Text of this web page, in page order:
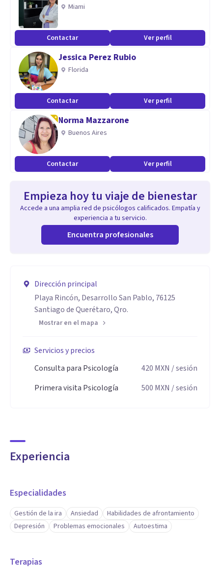
Miami
Contactar Ver perfil
Jessica Perez Rubio
Florida
Contactar Ver perfil
Norma Mazzarone
Buenos Aires
Contactar Ver perfil
Empieza hoy tu viaje de bienestar
Accede a una amplia red de psicólogos calificados. Empatía y
experiencia a tu servicio.
Encuentra profesionales
Dirección principal
Playa Rincón, Desarrollo San Pablo, 76125
Santiago de Querétaro, Qro.
Mostrar en el mapa
Servicios y precios
Consulta para Psicología
420 MXN / sesión
Primera visita Psicología
500 MXN / sesión
Experiencia
Especialidades
Gestión de la ira Ansiedad
Habilidades de afrontamiento
Depresión
Problemas emocionales Autoestima
Terapias